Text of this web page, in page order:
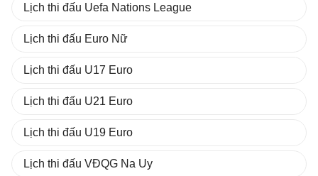
Lịch thi đấu Uefa Nations League
Lịch thi đấu Euro Nữ
Lịch thi đấu U17 Euro
Lịch thi đấu U21 Euro
Lịch thi đấu U19 Euro
Lịch thi đấu VĐQG Na Uy